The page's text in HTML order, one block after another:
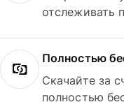
отслеживать
Полностью
Скачайте за
полностью